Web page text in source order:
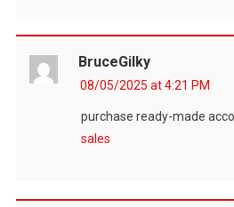
BruceGilky
08/05/2025 at 4:21 PM
purchase ready-made
sales